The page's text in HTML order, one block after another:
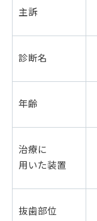
主訴
診断名
年齢
治療に
用いた装置
抜歯部位